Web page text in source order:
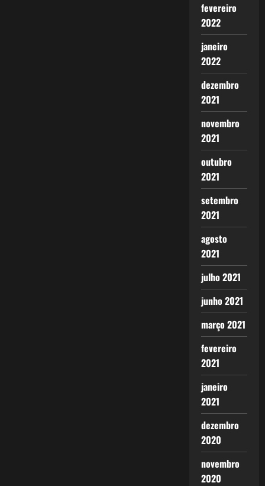
fevereiro
2022
janeiro
2022
dezembro
2021
novembro
2021
outubro
2021
setembro
2021
agosto
2021
julho 2021
junho 2021
março 2021
fevereiro
2021
janeiro
2021
dezembro
2020
novembro
2020